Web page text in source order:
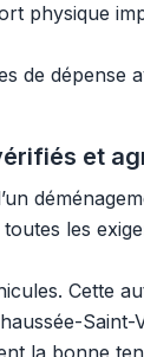
physique
de
et
les
Cette
la bonne